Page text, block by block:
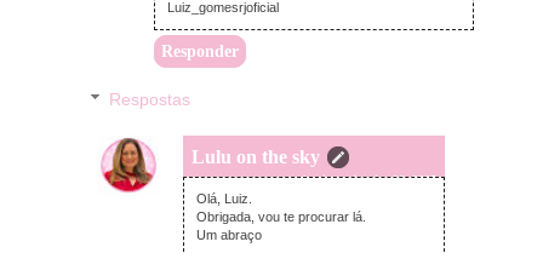
Luiz_gomesrjoficial
Responder
Respostas
Lulu on the sky
domingo, janeiro 26, 2025
Olá, Luiz.
Obrigada, vou te procurar lá.
Um abraço